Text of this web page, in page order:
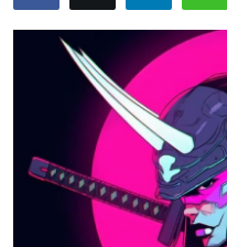
Testler